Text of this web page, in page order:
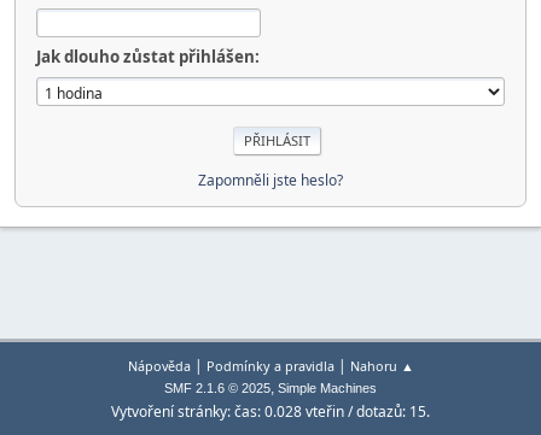
Jak dlouho zůstat přihlášen:
Zapomněli jste heslo?
Nápověda| Podmínky a pravidla| Nahoru ▲
SMF 2.1.6 © 2025, Simple Machines
Vytvoření stránky: čas: 0.028 vteřin / dotazů: 15.